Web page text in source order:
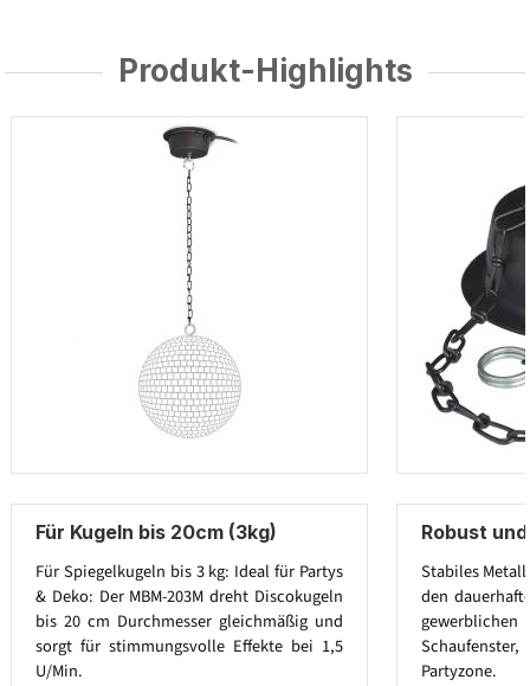
Produkt-Highlights
Für Kugeln bis 20cm (3kg)
Für Spiegelkugeln bis 3 kg: Ideal für Partys
& Deko: Der MBM-203M dreht Discokugeln
bis 20 cm Durchmesser gleichmäßig und
sorgt für stimmungsvolle Effekte bei 1,5
U/Min.
Robust
Stabiles
den
Partyzone.